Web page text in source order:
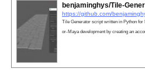
benjaminghys/Tile-
https://github.com/
Tile Generator script written in Python
or-Maya development by creating an